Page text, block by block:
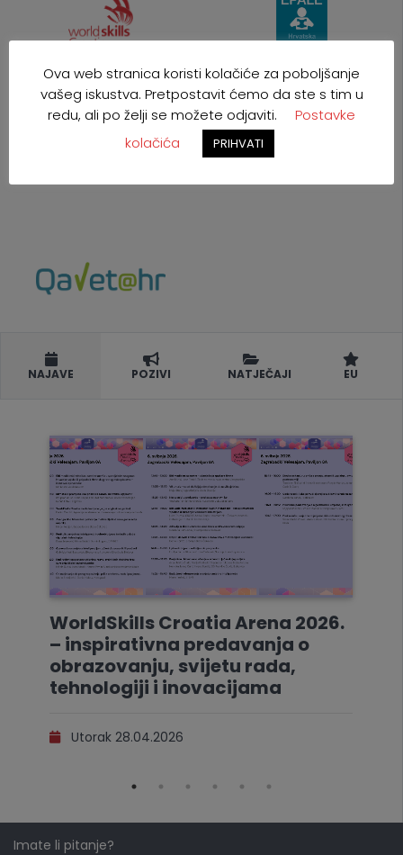
NAJAVE POZIVI NATJEČAJI EU
WorldSkills Croatia Arena 2026.
– inspirativna predavanja o
obrazovanju, svijetu rada,
tehnologiji i inovacijama
Utorak 28.04.2026
Imate li pitanje?
Ova web stranica koristi kolačiće za poboljšanje
vašeg iskustva. Pretpostavit ćemo da ste s tim u
redu, ali po želji se možete odjaviti.
Postavke
kolačića
PRIHVATI